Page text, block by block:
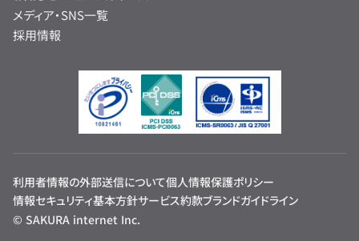
メディア・SNS一覧
採用情報
利用者情報の外部送信について個人情報保護ポリシー
情報セキュリティ基本方針サービス約款ブランドガイドライン
© SAKURA internet Inc.